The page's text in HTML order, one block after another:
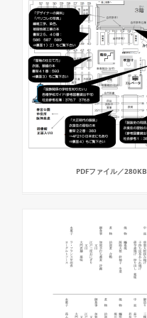
PDFファイル／280KB